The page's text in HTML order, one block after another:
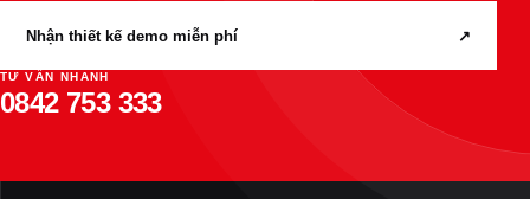
Nhận thiết kế demo miễn phí ↗
TƯ VẤN NHANH
0842 753 333